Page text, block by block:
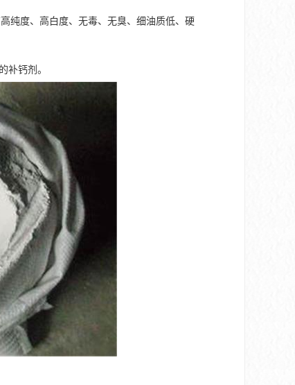
纯度、高白度、无毒、无臭、细油质低、硬
补钙剂。